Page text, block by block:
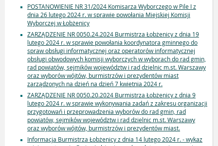
POSTANOWIENIE NR 31/2024 Komisarza Wyborczego w Pile I z
dnia 26 lutego 2024 r. w sprawie powołania Miejskiej Komisji
Wyborczej w Łobżenicy
ZARZĄDZENIE NR 0050.24.2024 Burmistrza Łobżenicy z dnia 19
lutego 2024 r. w sprawie powołania koordynatora gminnego do
spraw obsługi informatycznej oraz operatorów informatycznej
obsługi obwodowych komisji wyborczych w wyborach do rad gmin,
rad powiatów, sejmików województw i rad dzielnic m.st. Warszawy
oraz wyborów wójtów, burmistrzów i prezydentów miast
zarządzonych na dzień na dzień 7 kwietnia 2024 r.
ZARZĄDZENIE NR 0050.20.2024 Burmistrza Łobżenicy z dnia 9
lutego 2024 r. w sprawie wykonywania zadań z zakresu organizacji
przygotowań i przeprowadzenia wyborów do rad gmin, rad
powiatów, sejmików województw i rad dzielnic m.st. Warszawy
oraz wyborów wójtów, burmistrzów i prezydentów miast.
Informacja Burmistrza Łobżenicy z dnia 14 lutego 2024 r. - wykaz